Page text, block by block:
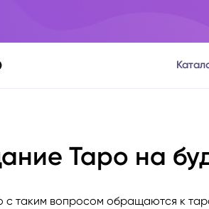
Таро на
с таким вопросом обращаются к